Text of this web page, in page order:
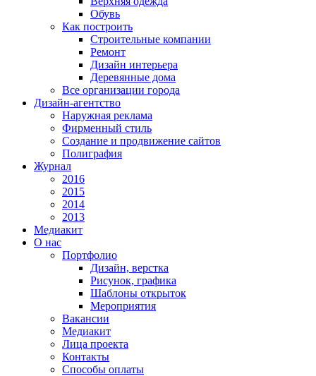
Обувь
Как построить
Строительные компании
Ремонт
Дизайн интерьера
Деревянные дома
Все организации города
Дизайн-агентство
Наружная реклама
Фирменный стиль
Создание и продвижение сайтов
Полиграфия
Журнал
2016
2015
2014
2013
Медиакит
О нас
Портфолио
Дизайн, верстка
Рисунок, графика
Шаблоны открыток
Мероприятия
Вакансии
Медиакит
Лица проекта
Контакты
Способы оплаты